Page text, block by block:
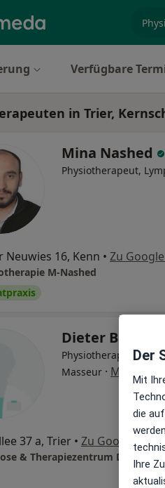
Verfügbare
in Trier,
Mina Nashed
Physiotherapeut,
Neuwies 16, Kenn • Zu
M-Nashed
Dieter Bernd
Physiotherapeut,
Masseur · Mehr
37 a, Trier • Zu Google Maps
& Therapiezentrum Dieter
Der
Mit
die
Ihre